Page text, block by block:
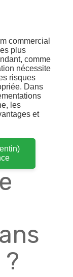
commercial
plus
comme
nécessite
risques
Dans
les
et